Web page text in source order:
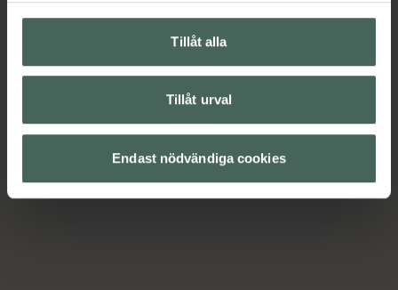
Tillåt alla
Tillåt urval
Endast nödvändiga cookies